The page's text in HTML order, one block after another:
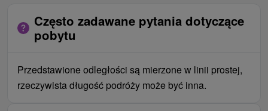
Często zadawane pytania dotyczące
pobytu
Przedstawione odległości są mierzone w linii prostej,
rzeczywista długość podróży może być inna.